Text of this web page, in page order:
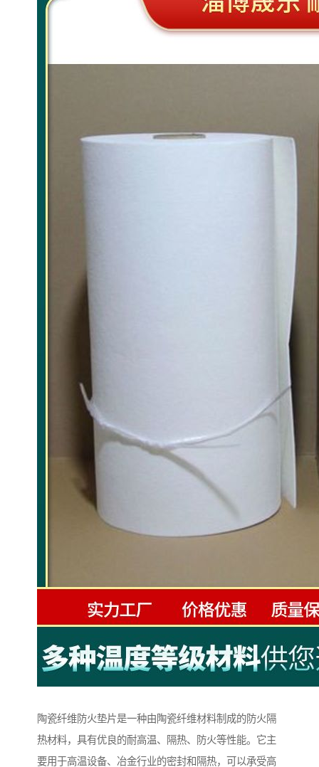
陶瓷纤维防火垫片是一种由陶瓷纤维材料制成的防火隔
热材料，具有优良的耐高温、隔热、防火等性能。它主
要用于高温设备、冶金行业的密封和隔热，可以承受高